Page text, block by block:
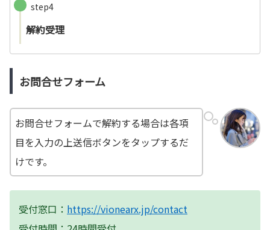
step4
解約受理
お問合せフォーム
お問合せフォームで解約する場合は各項
目を入力の上送信ボタンをタップするだ
けです。
受付窓口： https://vionearx.jp/contact